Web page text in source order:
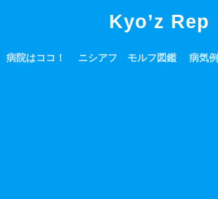
Kyo’z Rep
病院はココ！ ニシアフ モルフ図鑑 病気例